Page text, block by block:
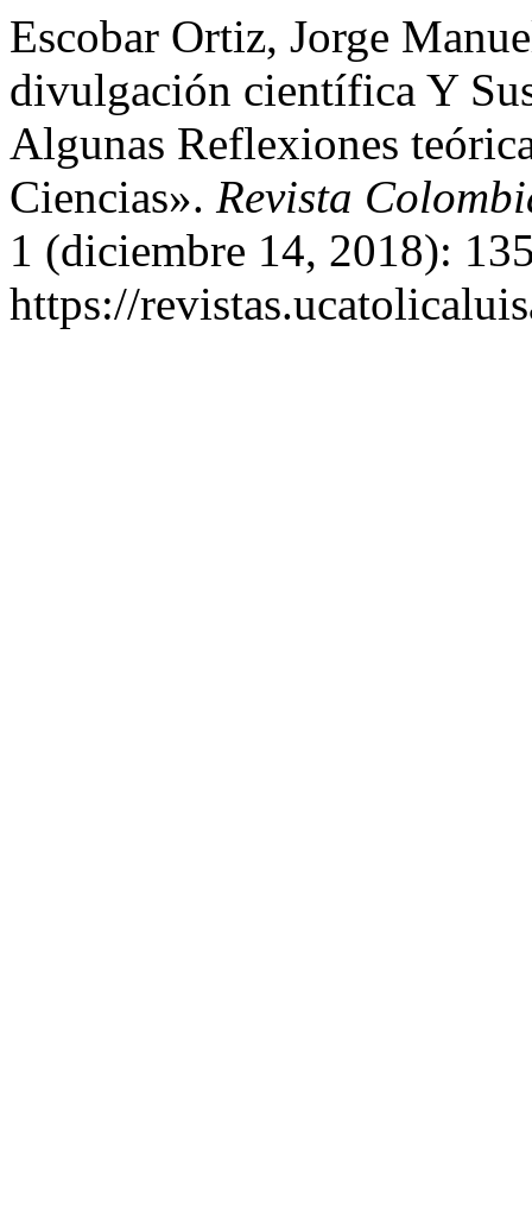
Escobar Ortiz, Jorge
divulgación científica Y
Algunas Reflexiones
Ciencias». Revista
1 (diciembre 14, 2018):
https://